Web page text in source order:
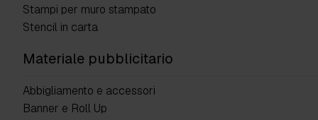
Stampi per muro stampato
Stencil in carta
Materiale pubblicitario
Abbigliamento e accessori
Banner e Roll Up